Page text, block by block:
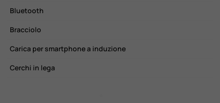
Bluetooth
Bracciolo
Carica per smartphone a induzione
Cerchi in lega